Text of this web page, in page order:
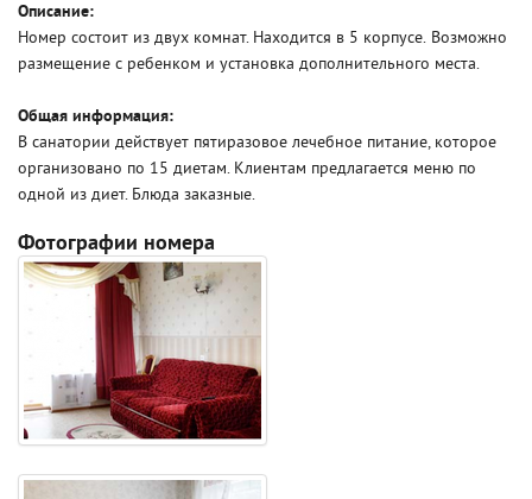
Описание:
Номер состоит из двух комнат. Находится в 5 корпусе. Возможно
размещение с ребенком и установка дополнительного места.
Общая информация:
В санатории действует пятиразовое лечебное питание, которое
организовано по 15 диетам. Клиентам предлагается меню по
одной из диет. Блюда заказные.
Фотографии номера